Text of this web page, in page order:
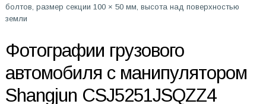
болтов, размер секции 100 × 50 мм, высота над поверхностью
земли
Фотографии грузового
автомобиля с манипулятором
Shangjun CSJ5251JSQZZ4